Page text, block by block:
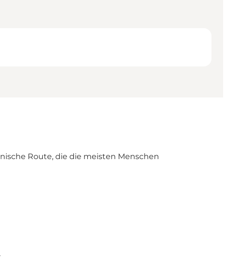
Route, die die meisten Menschen